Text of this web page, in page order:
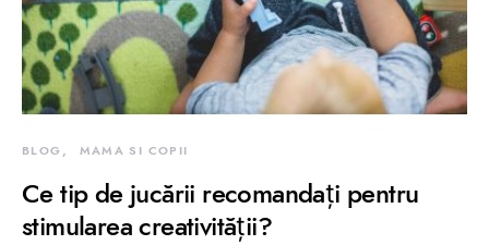
BLOG MAMA SI COPII
Ce tip de jucării recomandați pentru
stimularea creativității?